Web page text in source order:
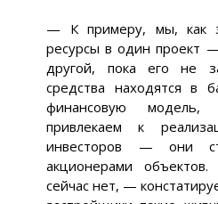
— К примеру, мы, как
ресурсы в один проект
другой, пока его не
средства находятся в
финансовую
привлекаем к
инвесторов — они
акционерами
сейчас нет, —